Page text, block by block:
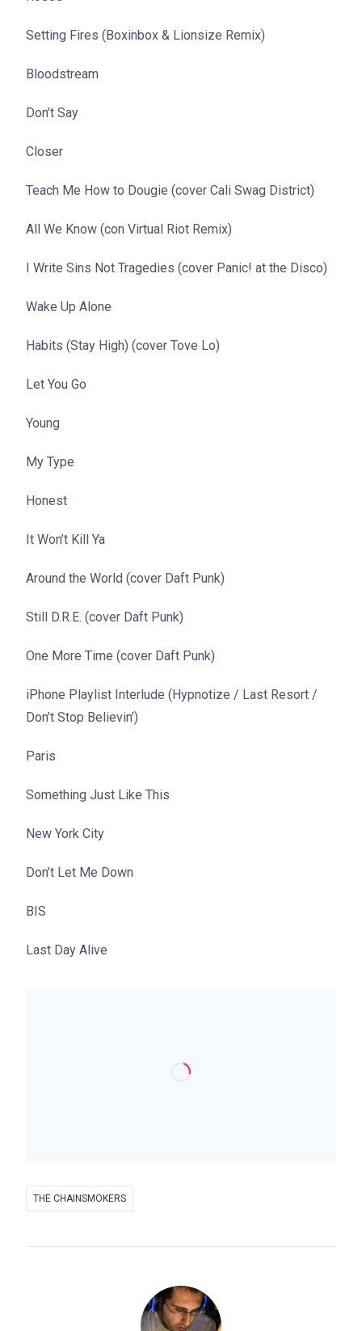
Setting Fires (Boxinbox & Lionsize Remix)
Bloodstream
Don’t Say
Closer
Teach Me How to Dougie (cover Cali Swag District)
All We Know (con Virtual Riot Remix)
I Write Sins Not Tragedies (cover Panic! at the Disco)
Wake Up Alone
Habits (Stay High) (cover Tove Lo)
Let You Go
Young
My Type
Honest
It Won’t Kill Ya
Around the World (cover Daft Punk)
Still D.R.E. (cover Daft Punk)
One More Time (cover Daft Punk)
iPhone Playlist Interlude (Hypnotize / Last Resort /
Don’t Stop Believin’)
Paris
Something Just Like This
New York City
Don’t Let Me Down
BIS
Last Day Alive
THE CHAINSMOKERS